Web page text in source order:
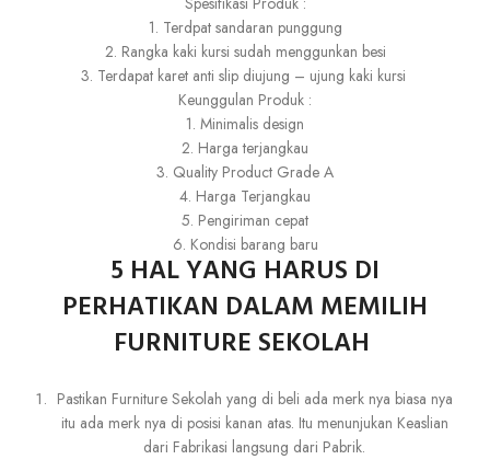
1. Terdpat sandaran punggung
2. Rangka kaki kursi sudah menggunkan besi
3. Terdapat karet anti slip diujung – ujung kaki kursi
Keunggulan Produk :
1. Minimalis design
2. Harga terjangkau
3. Quality Product Grade A
4. Harga Terjangkau
5. Pengiriman cepat
6. Kondisi barang baru
5 HAL YANG HARUS DI
PERHATIKAN DALAM MEMILIH
FURNITURE SEKOLAH
Pastikan Furniture Sekolah yang di beli ada merk nya biasa nya
itu ada merk nya di posisi kanan atas. Itu menunjukan Keaslian
dari Fabrikasi langsung dari Pabrik.